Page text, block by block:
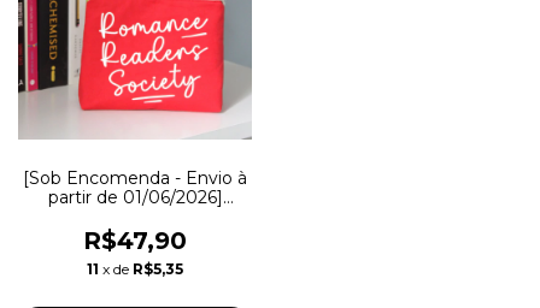
[Sob Encomenda - Envio à
partir de 01/06/2026]
Readers Society
R$47,90
11 x de R$5,35